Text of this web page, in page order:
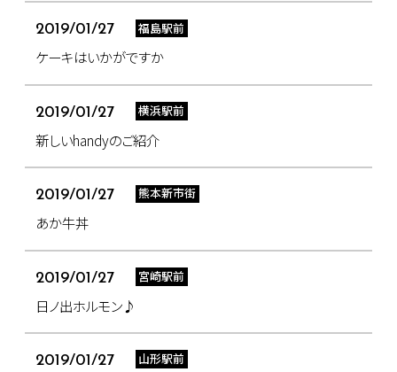
2019/01/27 福島駅前
ケーキはいかがですか
2019/01/27 横浜駅前
新しいhandyのご紹介
2019/01/27 熊本新市街
あか牛丼
2019/01/27 宮崎駅前
日ノ出ホルモン♪
2019/01/27 山形駅前